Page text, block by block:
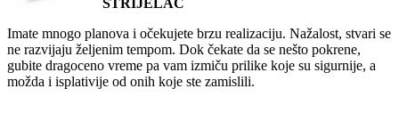
Imate mnogo planova i očekujete brzu realizaciju. Nažalost, stvari se
ne razvijaju željenim tempom. Dok čekate da se nešto pokrene,
gubite dragoceno vreme pa vam izmiču prilike koje su sigurnije, a
možda i isplativije od onih koje ste zamislili.